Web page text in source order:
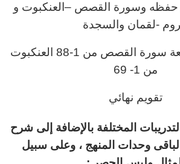
حفظه وسورة القصص –العنكبوت و
-لقمان والسجدة
تقويم الفترة الرابعة سورة القصص من 1-88 العنكبوت
من 1- 69
تقويم نهائي
المختلفة بالإضافة إلى شرح
وحدات المنهج ، وعلى سبيل